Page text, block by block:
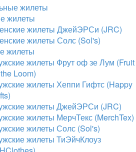
жилеты
жилеты
жилеты ДжейЭРСи (JRC)
жилеты Солс (Sol's)
жилеты
жилеты Фрут оф зе Лум (Fruit
Loom)
жилеты Хеппи Гифтс (Happy
жилеты ДжейЭРСи (JRC)
жилеты МерчТекс (MerchTex)
жилеты Солс (Sol's)
жилеты ТиЭйчКлоуз